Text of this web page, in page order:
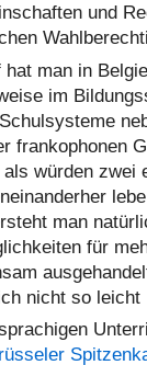
und
man in
im
frankophonen
würden zwei
man
für
nicht so leicht